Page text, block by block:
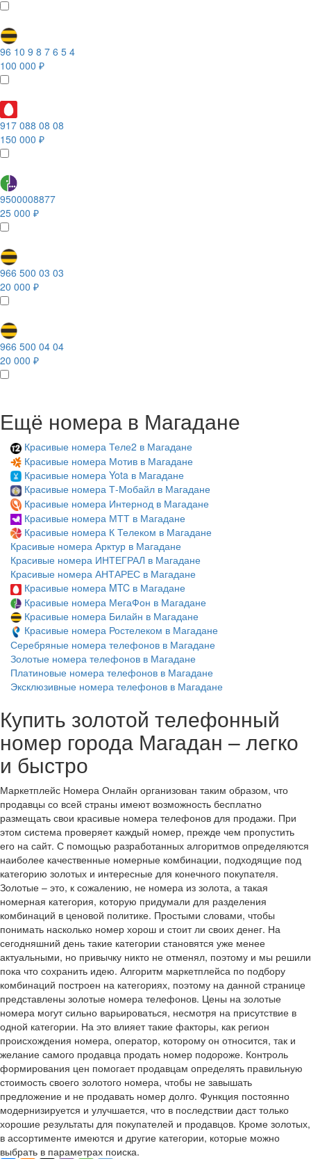
96 10 9 8 7 6 5 4
100 000 ₽
917 088 08 08
150 000 ₽
9500008877
25 000 ₽
966 500 03 03
20 000 ₽
966 500 04 04
20 000 ₽
Ещё номера в Магадане
Красивые номера Теле2 в Магадане
Красивые номера Мотив в Магадане
Красивые номера Yota в Магадане
Красивые номера Т-Мобайл в Магадане
Красивые номера Интернод в Магадане
Красивые номера МТТ в Магадане
Красивые номера К Телеком в Магадане
Красивые номера Арктур в Магадане
Красивые номера ИНТЕГРАЛ в Магадане
Красивые номера АНТАРЕС в Магадане
Красивые номера MTC в Магадане
Красивые номера МегаФон в Магадане
Красивые номера Билайн в Магадане
Красивые номера Ростелеком в Магадане
Серебряные номера телефонов в Магадане
Золотые номера телефонов в Магадане
Платиновые номера телефонов в Магадане
Эксклюзивные номера телефонов в Магадане
Купить золотой телефонный
номер города Магадан – легко
и быстро
Маркетплейс Номера Онлайн организован таким образом, что
продавцы со всей страны имеют возможность бесплатно
размещать свои красивые номера телефонов для продажи. При
этом система проверяет каждый номер, прежде чем пропустить
его на сайт. С помощью разработанных алгоритмов определяются
наиболее качественные номерные комбинации, подходящие под
категорию золотых и интересные для конечного покупателя.
Золотые – это, к сожалению, не номера из золота, а такая
номерная категория, которую придумали для разделения
комбинаций в ценовой политике. Простыми словами, чтобы
понимать насколько номер хорош и стоит ли своих денег. На
сегодняшний день такие категории становятся уже менее
актуальными, но привычку никто не отменял, поэтому и мы решили
пока что сохранить идею. Алгоритм маркетплейса по подбору
комбинаций построен на категориях, поэтому на данной странице
представлены золотые номера телефонов. Цены на золотые
номера могут сильно варьироваться, несмотря на присутствие в
одной категории. На это влияет такие факторы, как регион
происхождения номера, оператор, которому он относится, так и
желание самого продавца продать номер подороже. Контроль
формирования цен помогает продавцам определять правильную
стоимость своего золотого номера, чтобы не завышать
предложение и не продавать номер долго. Функция постоянно
модернизируется и улучшается, что в последствии даст только
хорошие результаты для покупателей и продавцов. Кроме золотых,
в ассортименте имеются и другие категории, которые можно
выбрать в параметрах поиска.